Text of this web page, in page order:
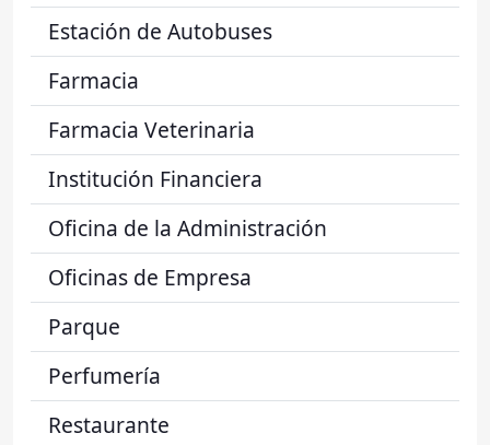
Estación de Autobuses
Farmacia
Farmacia Veterinaria
Institución Financiera
Oficina de la Administración
Oficinas de Empresa
Parque
Perfumería
Restaurante